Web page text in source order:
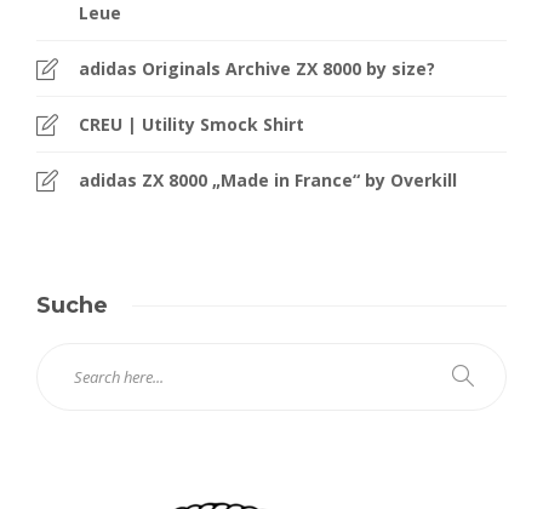
Leue
adidas Originals Archive ZX 8000 by size?
CREU | Utility Smock Shirt
adidas ZX 8000 „Made in France“ by Overkill
Suche